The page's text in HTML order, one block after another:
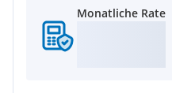
Monatliche Rate